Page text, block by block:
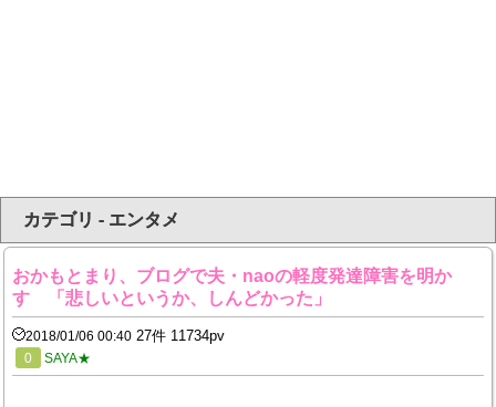
カテゴリ - エンタメ
おかもとまり、ブログで夫・naoの軽度発達障害を明か
す 「悲しいというか、しんどかった」
2018/01/06 00:40 27件 11734pv
0 SAYA★